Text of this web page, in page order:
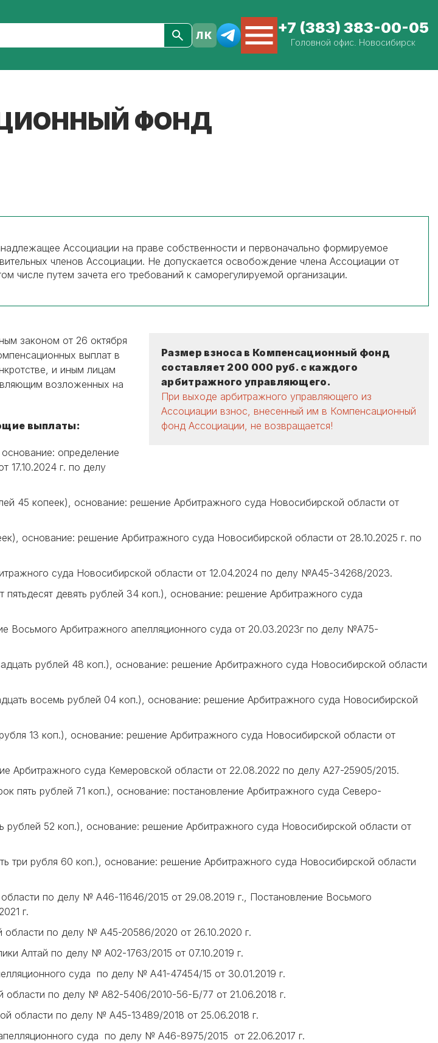
+7 (383) 383-00-05
Головной офис. Новосибирск
ФОНД
Ассоциации на праве собственности и первоначально формируемое
членов Ассоциации. Не допускается освобождение члена Ассоциации от
числе путем зачета его требований к саморегулируемой организации.
Размер взноса в Компенсационный фонд
составляет 200 000 руб. с каждого
арбитражного управляющего.
При выходе арбитражного управляющего из
Ассоциации взнос, внесенный им в Компенсационный
фонд Ассоциации, не возвращается!
законом от 26 октября
выплат в
и иным лицам
возложенных на
выплаты:
основание: определение
17.10.2024 г. по делу
45 копеек), основание: решение Арбитражного суда Новосибирской области от
основание: решение Арбитражного суда Новосибирской области от 28.10.2025 г. по
суда Новосибирской области от 12.04.2024 по делу №А45-34268/2023.
девять рублей 34 коп.), основание: решение Арбитражного суда
Восьмого Арбитражного апелляционного суда от 20.03.2023г по делу №А75-
рублей 48 коп.), основание: решение Арбитражного суда Новосибирской области
восемь рублей 04 коп.), основание: решение Арбитражного суда Новосибирской
13 коп.), основание: решение Арбитражного суда Новосибирской области от
Арбитражного суда Кемеровской области от 22.08.2022 по делу А27-25905/2015.
пять рублей 71 коп.), основание: постановление Арбитражного суда Северо-
рублей 52 коп.), основание: решение Арбитражного суда Новосибирской области от
три рубля 60 коп.), основание: решение Арбитражного суда Новосибирской области
по делу № А46-11646/2015 от 29.08.2019 г., Постановление Восьмого
г.
по делу № А45-20586/2020 от 26.10.2020 г.
Алтай по делу № А02-1763/2015 от 07.10.2019 г.
суда по делу № А41-47454/15 от 30.01.2019 г.
области по делу № А82-5406/2010-56-Б/77 от 21.06.2018 г.
области по делу № А45-13489/2018 от 25.06.2018 г.
суда по делу № А46-8975/2015 от 22.06.2017 г.